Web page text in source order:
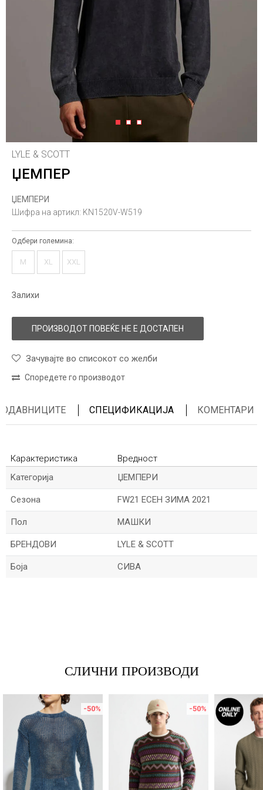
1 2 3
LYLE & SCOTT
ЏЕМПЕР
ЏЕМПЕРИ
Шифра на артикл: KN1520V-W519
Одбери големина:
M XL XXL
Залихи
ПРОИЗВОДОТ ПОВЕЌЕ НЕ Е ДОСТАПЕН
Зачувајте во списокот со желби
Споредете го производот
СПЕЦИФИКАЦИЈА КОМЕНТАРИ
Карактеристика
Вредност
Kатегорија
ЏЕМПЕРИ
Сезона FW21 ЕСЕН ЗИМА 2021
Пол МАШКИ
БРЕНДОВИ LYLE & SCOTT
Боја СИВА
СЛИЧНИ ПРОИЗВОДИ
-50% -50%